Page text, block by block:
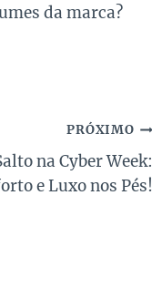
da marca?
PRÓXIMO
na Cyber Week:
e Luxo nos Pés!